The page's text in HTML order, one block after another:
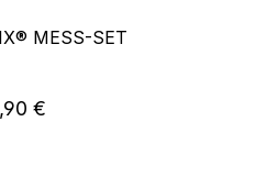
MESS-SET
Preis:
€